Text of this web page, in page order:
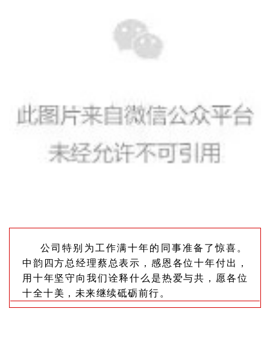
公司特别为工作满十年的同事准备了惊喜。
中韵四方总经理蔡总表示，感恩各位十年付出，
用十年坚守向我们诠释什么是热爱与共，愿各位
十全十美，未来继续砥砺前行。